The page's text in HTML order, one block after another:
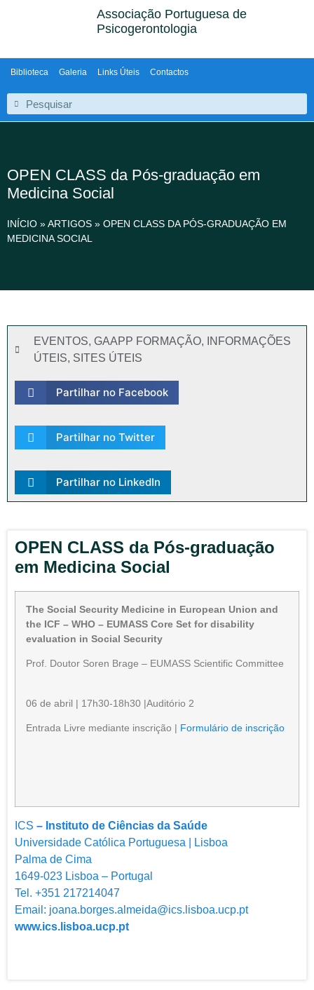
Associação Portuguesa de
Psicogerontologia
Biblioteca Galeria Links Úteis Contactos
OPEN CLASS da Pós-graduação em
Medicina Social
INÍCIO »ARTIGOS » OPEN CLASS DA PÓS-GRADUAÇÃO EM
MEDICINA SOCIAL
EVENTOS, GAAPP FORMAÇÃO,
INFORMAÇÕES
ÚTEIS, SITES ÚTEIS
Partilhar no Facebook
Partilhar no Twitter
Partilhar no LinkedIn
OPEN CLASS da Pós-graduação
em Medicina Social
The Social Security Medicine in European Union and
the ICF – WHO – EUMASS Core Set for disability
evaluation in Social Security
Prof. Doutor Soren Brage – EUMASS Scientific Committee
06 de abril | 17h30-18h30 |Auditório 2
Entrada Livre mediante inscrição | Formulário de inscrição
ICS – Instituto de Ciências da Saúde
Universidade Católica Portuguesa | Lisboa
Palma de Cima
1649-023 Lisboa – Portugal
Tel. +351 217214047
Email: joana.borges.almeida@ics.lisboa.ucp.pt
www.ics.lisboa.ucp.pt